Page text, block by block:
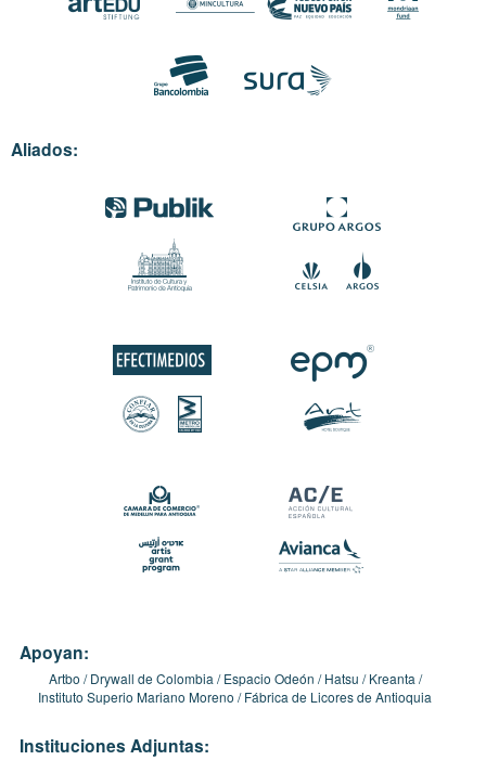
Aliados:
Apoyan:
Artbo Drywall de Colombia Espacio Odeón Hatsu
Kreanta
Instituto Superio Mariano Moreno
Fábrica de Licores de Antioquia
Instituciones Adjuntas: